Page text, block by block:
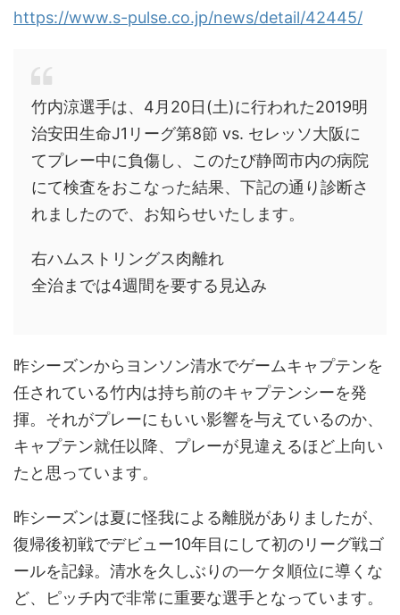
https://www.s-pulse.co.jp/news/detail/42445/
竹内涼選手は、4月20日(土)に行われた2019明
治安田生命J1リーグ第8節 vs. セレッソ大阪に
てプレー中に負傷し、このたび静岡市内の病院
にて検査をおこなった結果、下記の通り診断さ
れましたので、お知らせいたします。
右ハムストリングス肉離れ
全治までは4週間を要する見込み
昨シーズンからヨンソン清水でゲームキャプテンを
任されている竹内は持ち前のキャプテンシーを発
揮。それがプレーにもいい影響を与えているのか、
キャプテン就任以降、プレーが見違えるほど上向い
たと思っています。
昨シーズンは夏に怪我による離脱がありましたが、
復帰後初戦でデビュー10年目にして初のリーグ戦ゴ
ールを記録。清水を久しぶりの一ケタ順位に導くな
ど、ピッチ内で非常に重要な選手となっています。